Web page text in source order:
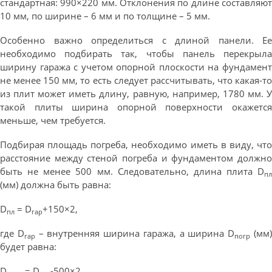
стандартная: 990×220 мм. Отклонения по длине составляют
10 мм, по ширине – 6 мм и по толщине – 5 мм.
Особенно важно определиться с длиной панели. Ее
необходимо подбирать так, чтобы панель перекрыла
ширину гаража с учетом опорной плоскости на фундамент
не менее 150 мм, то есть следует рассчитывать, что какая-то
из плит может иметь длину, равную, например, 1780 мм. У
такой плиты ширина опорной поверхности окажется
меньше, чем требуется.
Подбирая площадь погреба, необходимо иметь в виду, что
расстояние между стеной погреба и фундаментом должно
быть не менее 500 мм. Следовательно, длина плита Dпл
(мм) должна быть равна:
Dпл = Dгар+150×2,
где Dгар – внутренняя ширина гаража, а ширина Dпогр (мм)
будет равна: